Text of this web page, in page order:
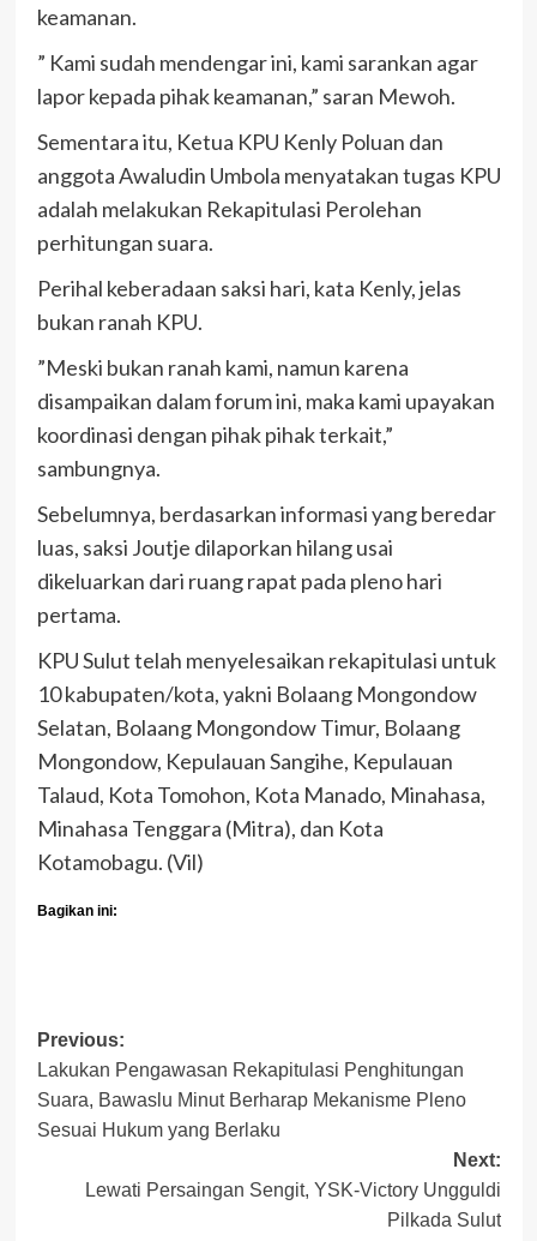
keamanan.
” Kami sudah mendengar ini, kami sarankan agar
lapor kepada pihak keamanan,” saran Mewoh.
Sementara itu, Ketua KPU Kenly Poluan dan
anggota Awaludin Umbola menyatakan tugas KPU
adalah melakukan Rekapitulasi Perolehan
perhitungan suara.
Perihal keberadaan saksi hari, kata Kenly, jelas
bukan ranah KPU.
”Meski bukan ranah kami, namun karena
disampaikan dalam forum ini, maka kami upayakan
koordinasi dengan pihak pihak terkait,”
sambungnya.
Sebelumnya, berdasarkan informasi yang beredar
luas, saksi Joutje dilaporkan hilang usai
dikeluarkan dari ruang rapat pada pleno hari
pertama.
KPU Sulut telah menyelesaikan rekapitulasi untuk
10 kabupaten/kota, yakni Bolaang Mongondow
Selatan, Bolaang Mongondow Timur, Bolaang
Mongondow, Kepulauan Sangihe, Kepulauan
Talaud, Kota Tomohon, Kota Manado, Minahasa,
Minahasa Tenggara (Mitra), dan Kota
Kotamobagu. (Vil)
Bagikan ini:
Post
navigation
Previous:
Lakukan Pengawasan Rekapitulasi Penghitungan
Suara, Bawaslu Minut Berharap Mekanisme Pleno
Sesuai Hukum yang Berlaku
Next:
Lewati Persaingan Sengit, YSK-Victory Ungguldi
Pilkada Sulut